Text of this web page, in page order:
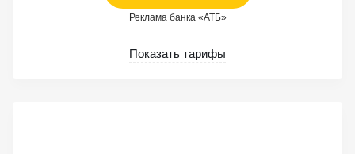
Реклама банка «АТБ»
Показать тарифы